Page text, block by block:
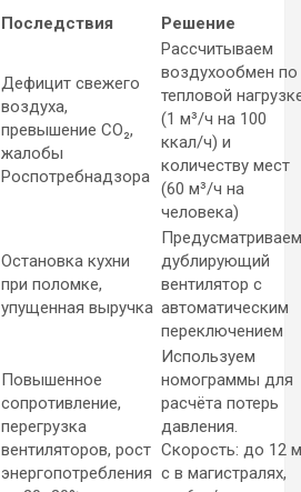
Последствия Решение
Дефицит свежего
воздуха,
превышение CO₂,
жалобы
Роспотребнадзора
Рассчитываем
воздухообмен по
тепловой
(1 м³/ч на 100
ккал/ч) и
количеству мест
(60 м³/ч на
человека)
Остановка кухни
при поломке,
упущенная выручка
Предусматриваем
дублирующий
вентилятор с
автоматическим
переключением
Повышенное
сопротивление,
перегрузка
вентиляторов, рост
энергопотребления
Используем
номограммы для
расчёта потерь
давления.
Скорость: до 12
с в магистралях,